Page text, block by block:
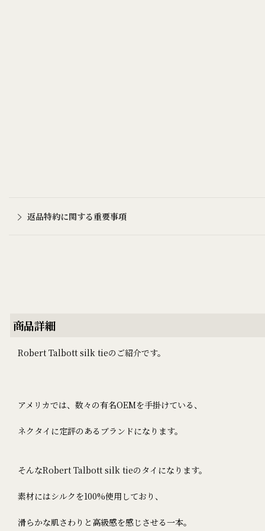
返品特約に関する重要事項
商品詳細
Robert Talbott silk tieのご紹介です。
アメリカでは、数々の有名OEMを手掛けている、
ネクタイに定評のあるブランドになります。
そんなRobert Talbott silk tieのタイになります。
素材にはシルクを100%使用しており、
滑らかな肌さわりと高級感を感じさせる一本。